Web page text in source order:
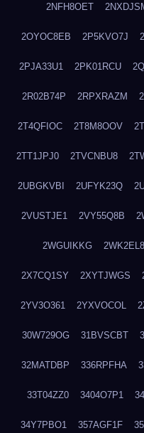
2NFH8OET
2OYOC8EB 2P5KVO7J
2PJA33U1 2PK01RCU
2R02B74P 2RPXRAZM
2T4QFIOC 2T8M8OOV
2TT1JPJ0 2TVCNBU8
2UBGKVBI 2UFYK23Q
2VUSTJE1 2VY55Q8B
2WGUIKKG
2X7CQ1SY 2XYTJWGS
2YV3O361 2YXVOCOL
30W729OG 31BVSCBT
32MATDBP 336RPFHA
33T04ZZ0 3404O7P1
34Y7PBO1 357AGF1F